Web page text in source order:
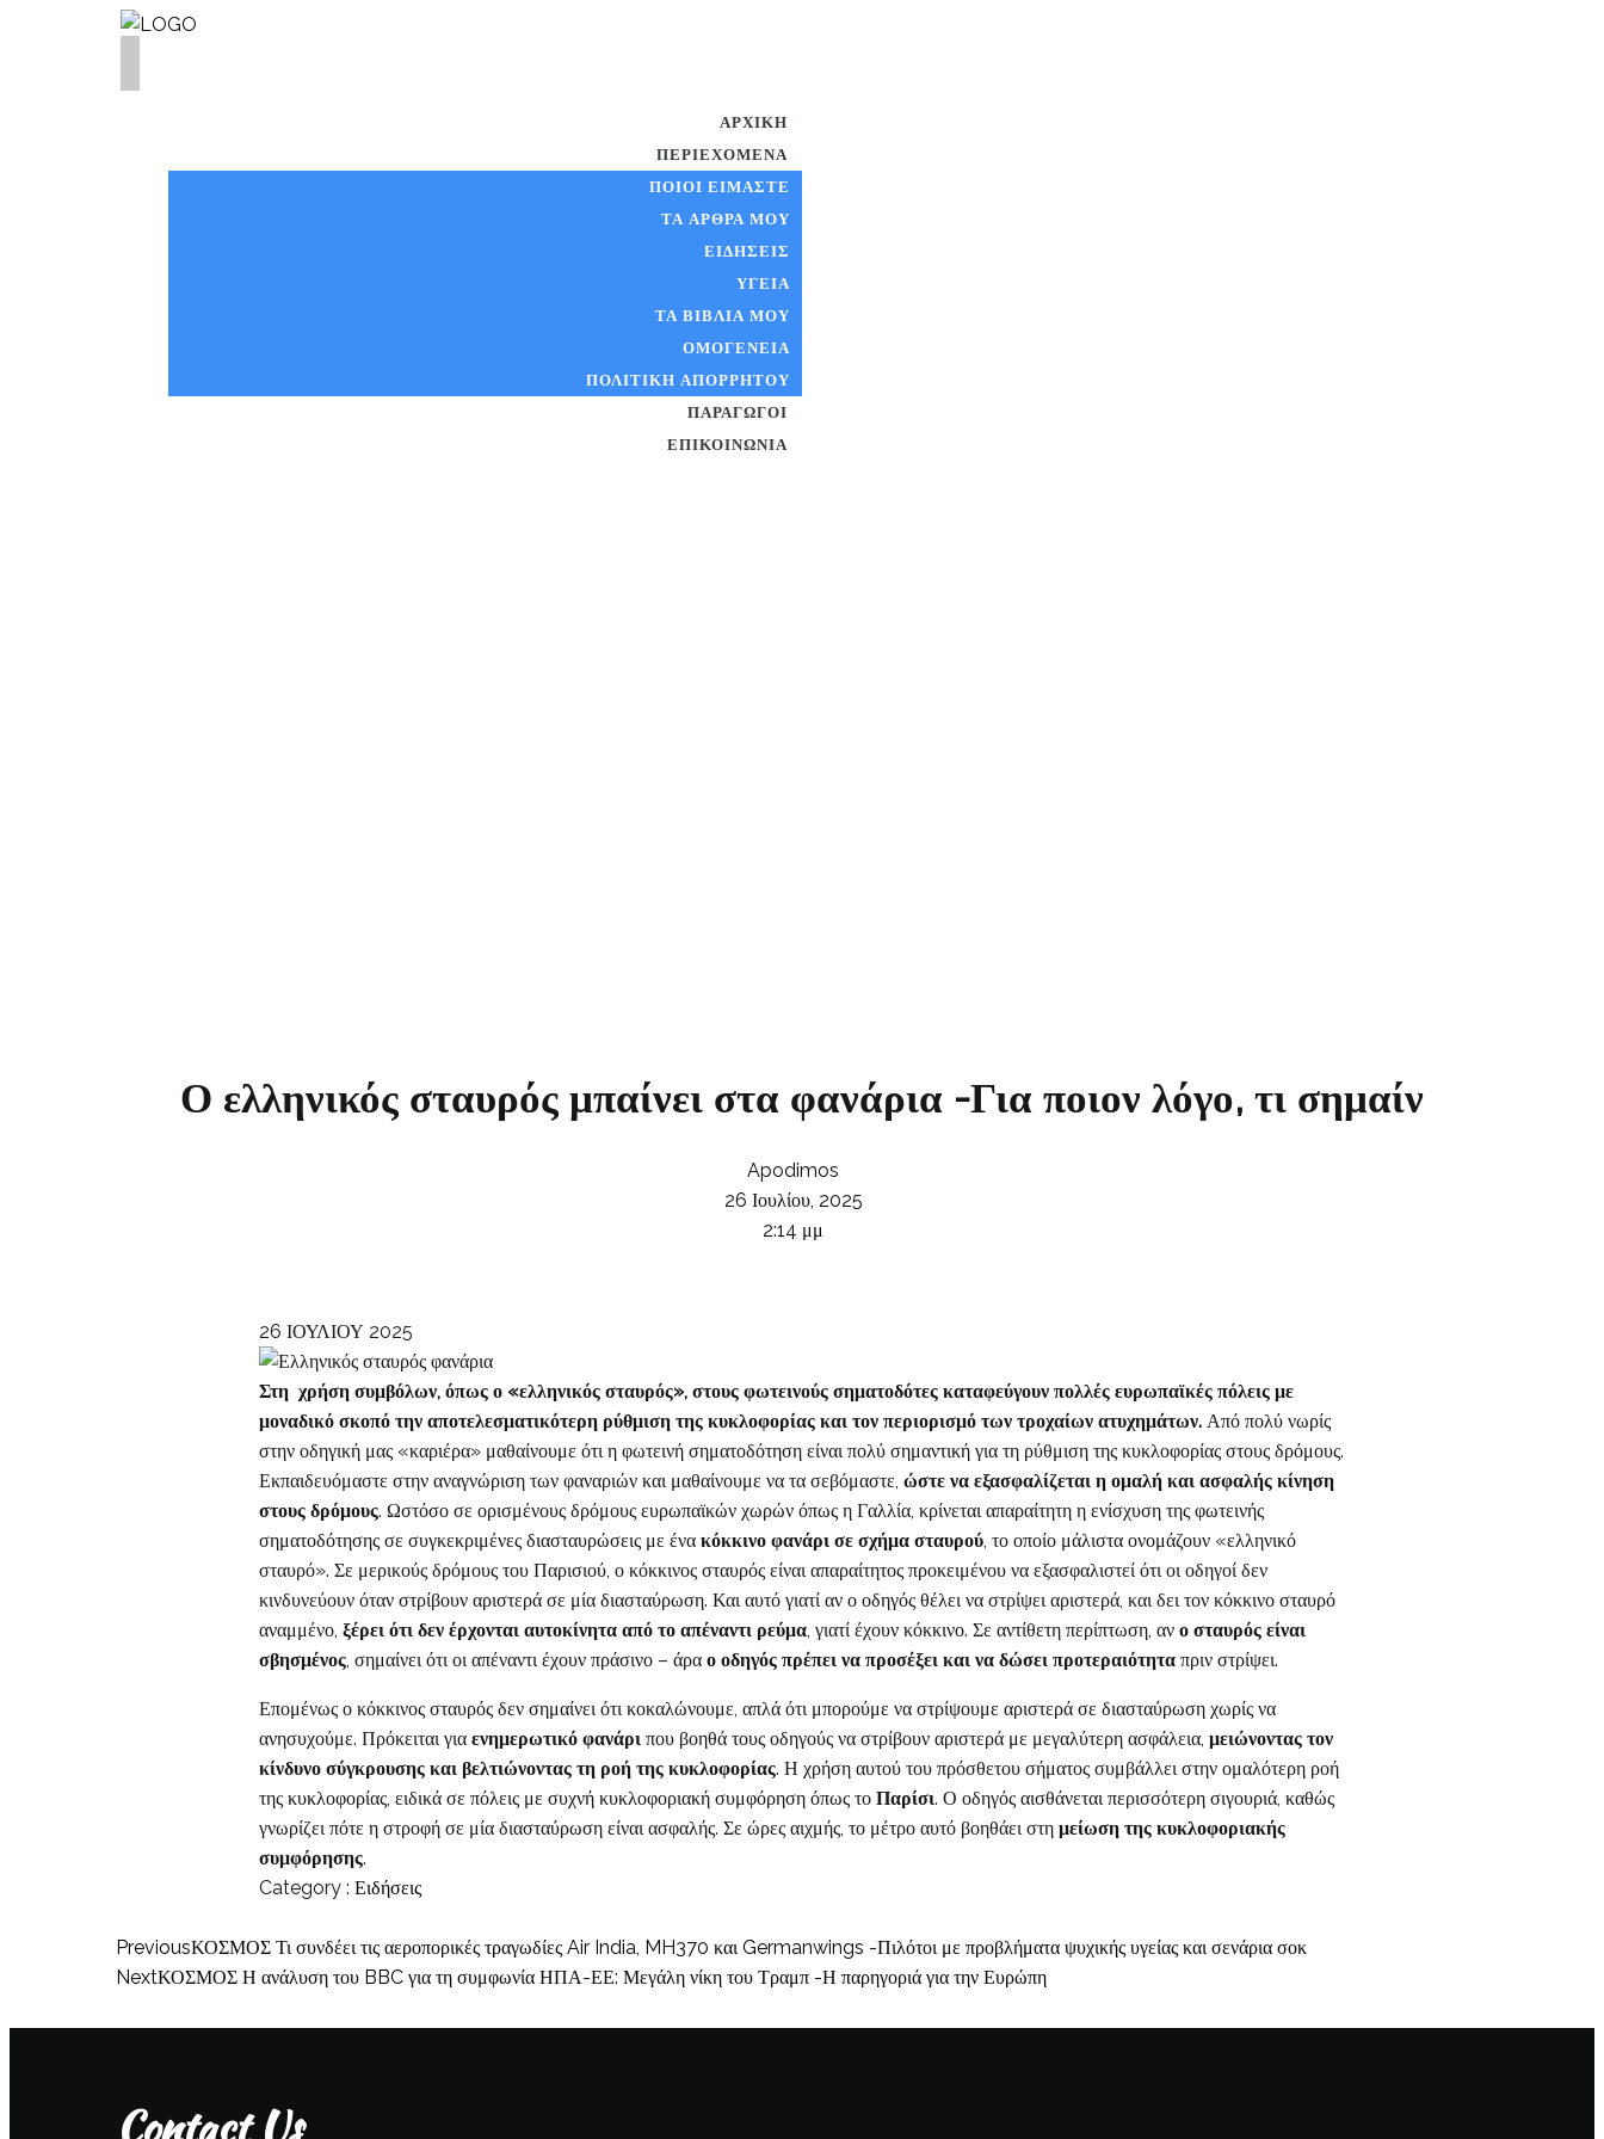
ΑΡΧΙΚΉ
ΠΕΡΙΕΧΌΜΕΝΑ
ΠΟΙΟΊ ΕΊΜΑΣΤΕ
ΤΑ ΆΡΘΡΑ ΜΟΥ
ΕΙΔΉΣΕΙΣ
ΥΓΕΊΑ
ΤΑ ΒΙΒΛΊΑ ΜΟΥ
ΟΜΟΓΈΝΕΙΑ
ΠΟΛΙΤΙΚΉ ΑΠΟΡΡΉΤΟΥ
ΠΑΡΑΓΩΓΟΊ
ΕΠΙΚΟΙΝΩΝΊΑ
Ο ελληνικός σταυρός μπαίνει στα φανάρια -Για ποιον λόγο, τι σημαίν
Apodimos
26 Ιουλίου, 2025
2:14 μμ
26 ΙΟΥΛΙΟΥ 2025
Στη χρήση συμβόλων, όπως ο «ελληνικός σταυρός», στους φωτεινούς σηματοδότες καταφεύγουν πολλές ευρωπαϊκές πόλεις με
μοναδικό σκοπό την αποτελεσματικότερη ρύθμιση της κυκλοφορίας και τον περιορισμό των τροχαίων ατυχημάτων. Από πολύ νωρίς
στην οδηγική μας «καριέρα» μαθαίνουμε ότι η φωτεινή σηματοδότηση είναι πολύ σημαντική για τη ρύθμιση της κυκλοφορίας στους δρόμους.
Εκπαιδευόμαστε στην αναγνώριση των φαναριών και μαθαίνουμε να τα σεβόμαστε,ώστε να εξασφαλίζεται η ομαλή και ασφαλής κίνηση
στους δρόμους. Ωστόσο σε ορισμένους δρόμους ευρωπαϊκών χωρών όπως η Γαλλία, κρίνεται απαραίτητη η ενίσχυση της φωτεινής
σηματοδότησης σε συγκεκριμένες διασταυρώσεις με ένακόκκινο φανάρι σε σχήμα σταυρού , το οποίο μάλιστα ονομάζουν «ελληνικό
σταυρό». Σε μερικούς δρόμους του Παρισιού, ο κόκκινος σταυρός είναι απαραίτητος προκειμένου να εξασφαλιστεί ότι οι οδηγοί δεν
κινδυνεύουν όταν στρίβουν αριστερά σε μία διασταύρωση. Και αυτό γιατί αν ο οδηγός θέλει να στρίψει αριστερά, και δει τον κόκκινο σταυρό
αναμμένο,ξέρει ότι δεν έρχονται αυτοκίνητα από το απέναντι ρεύμα , γιατί έχουν κόκκινο. Σε αντίθετη περίπτωση, ανο σταυρός είναι
σβησμένος , σημαίνει ότι οι απέναντι έχουν πράσινο – άραο οδηγός πρέπει να προσέξει και να δώσει προτεραιότητα πριν στρίψει.
Επομένως ο κόκκινος σταυρός δεν σημαίνει ότι κοκαλώνουμε, απλά ότι μπορούμε να στρίψουμε αριστερά σε διασταύρωση χωρίς να
ανησυχούμε. Πρόκειται γιαενημερωτικό φανάρι που βοηθά τους οδηγούς να στρίβουν αριστερά με μεγαλύτερη ασφάλεια,μειώνοντας τον
κίνδυνο σύγκρουσης και βελτιώνοντας τη ροή της κυκλοφορίας. Η χρήση αυτού του πρόσθετου σήματος συμβάλλει στην ομαλότερη ροή
της κυκλοφορίας, ειδικά σε πόλεις με συχνή κυκλοφοριακή συμφόρηση όπως τοΠαρίσι. Ο οδηγός αισθάνεται περισσότερη σιγουριά, καθώς
γνωρίζει πότε η στροφή σε μία διασταύρωση είναι ασφαλής. Σε ώρες αιχμής, το μέτρο αυτό βοηθάει στημείωση της κυκλοφοριακής
συμφόρησης.
Category : Ειδήσεις
PreviousΚΟΣΜΟΣ Τι συνδέει τις αεροπορικές τραγωδίες Air India, MH370 και Germanwings -Πιλότοι με προβλήματα ψυχικής υγείας και σενάρια σοκ
NextΚΟΣΜΟΣ Η ανάλυση του BBC για τη συμφωνία ΗΠΑ-ΕΕ: Μεγάλη νίκη του Τραμπ -Η παρηγοριά για την Ευρώπη